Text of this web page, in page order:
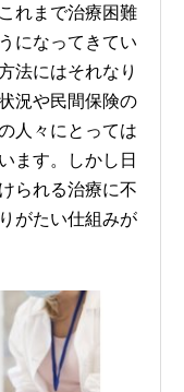
れまで治療困難
になってきてい
法にはそれなり
況や民間保険の
人々にとっては
ます。しかし日
られる治療に不
がたい仕組みが